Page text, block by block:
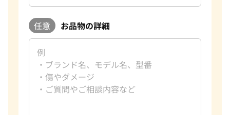
任意 お品物の詳細